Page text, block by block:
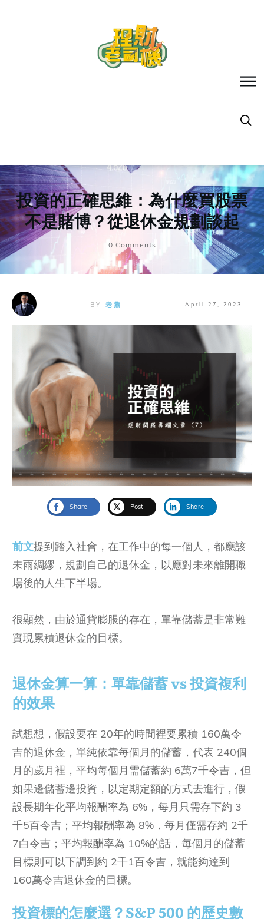
投資的正確思維：為什麼買股票
不是賭博？從退休金規劃談起
0 Comments
BY 老蕭 April 27, 2023
Share Post Share
前文提到踏入社會，在工作中的每一個人，都應該
未雨綢繆，規劃自己的退休金，以應對未來離開職
場後的人生下半場。
很顯然，由於通貨膨脹的存在，單靠儲蓄是非常難
實現累積退休金的目標。
退休金算一算：單靠儲蓄 vs 投資複利
的效果
試想想，假設要在 20年的時間裡要累積 160萬令
吉的退休金，單純依靠每個月的儲蓄，代表 240個
月的歲月裡，平均每個月需儲蓄約 6萬7千令吉，但
如果邊儲蓄邊投資，以定期定額的方式去進行，假
設長期年化平均報酬率為 6%，每月只需存下約 3
千5百令吉；平均報酬率為 8%，每月僅需存約 2千
7白令吉；平均報酬率為 10%的話，每個月的儲蓄
目標則可以下調到約 2千1百令吉，就能夠達到
160萬令吉退休金的目標。
投資標的怎麼選？S&P 500 的歷史數